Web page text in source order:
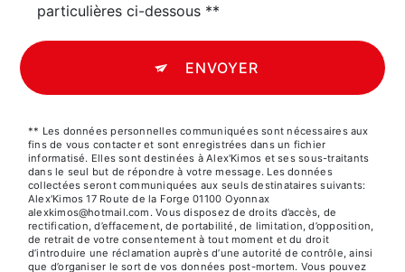
particulières ci-dessous **
ENVOYER
** Les données personnelles communiquées sont nécessaires aux
fins de vous contacter et sont enregistrées dans un fichier
informatisé. Elles sont destinées à Alex'Kimos et ses sous-traitants
dans le seul but de répondre à votre message. Les données
collectées seront communiquées aux seuls destinataires suivants:
Alex'Kimos 17 Route de la Forge 01100 Oyonnax
alexkimos@hotmail.com. Vous disposez de droits d’accès, de
rectification, d’effacement, de portabilité, de limitation, d’opposition,
de retrait de votre consentement à tout moment et du droit
d’introduire une réclamation auprès d’une autorité de contrôle, ainsi
que d’organiser le sort de vos données post-mortem. Vous pouvez